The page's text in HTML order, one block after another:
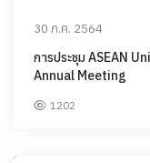
30 ก.ค. 2564
การประชุม ASEAN
Annual Meeting
1202